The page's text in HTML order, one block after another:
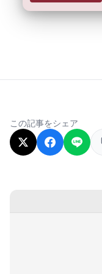
この記事をシェア